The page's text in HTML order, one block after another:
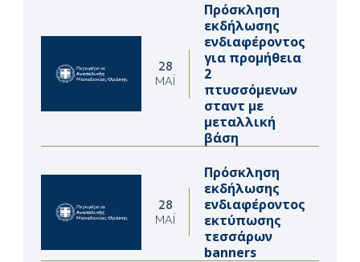
28
ΜΆΙ
Πρόσκληση
εκδήλωσης
ενδιαφέροντος
για προμήθεια
2
πτυσσόμενων
σταντ με
μεταλλική
βάση
28
ΜΆΙ
Πρόσκληση
εκδήλωσης
ενδιαφέροντος
εκτύπωσης
τεσσάρων
banners